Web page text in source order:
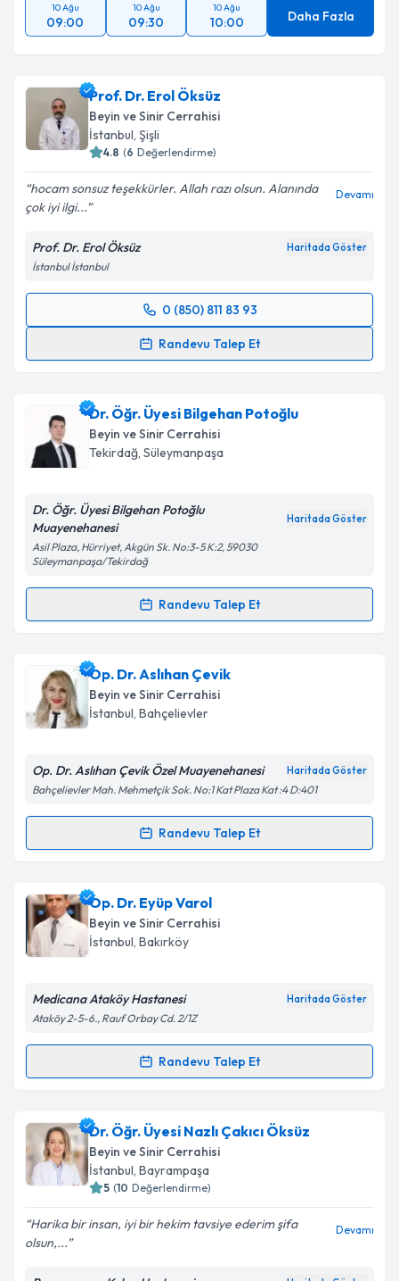
10 Ağu
09:00
10 Ağu
09:30
10 Ağu
10:00 Daha Fazla
Prof. Dr. Erol Öksüz
Beyin ve Sinir Cerrahisi
İstanbul, Şişli
4.8 (6 Değerlendirme)
hocam sonsuz teşekkürler. Allah razı olsun. Alanında
çok iyi ilgi...
Devamı
Prof. Dr. Erol Öksüz Haritada Göster
İstanbul İstanbul
0 (850) 811 83 93
Randevu Talep Et
Randevu Takvimi Talebi
takvim hazırlandığında e-posta ile bilgilendireceğiz.
E-posta Adresiniz
Kişisel verilerimin işlenmesine ilişkin
Metni'ni okudum ve kişisel verilerimin belirtilen
kapsamda işlenmesini kabul ediyorum.
Dr. Öğr. Üyesi Bilgehan Potoğlu
Beyin ve Sinir Cerrahisi
Tekirdağ, Süleymanpaşa
Dr. Öğr. Üyesi Bilgehan Potoğlu
Muayenehanesi
Haritada Göster
Asil Plaza, Hürriyet, Akgün Sk. No:3-5 K:2, 59030
Süleymanpaşa/Tekirdağ
Randevu Talep Et
Randevu Takvimi Talebi
Dr. Öğr. Üyesi Bilgehan Potoğlu
takvimi talebi oluşturun. Size bu uzmandan randevu
almanız için bir takvim hazırlandığında e-posta ile
bilgilendireceğiz.
E-posta Adresiniz
Kişisel verilerimin işlenmesine ilişkinAydınlatma
kapsamda işlenmesini kabul ediyorum.
Takvim Talebini Gönder
Op. Dr. Aslıhan Çevik
Beyin ve Sinir Cerrahisi
İstanbul, Bahçelievler
Op. Dr. Aslıhan Çevik Özel Muayenehanesi Haritada Göster
Bahçelievler Mah. Mehmetçik Sok. No:1 Kat Plaza Kat :4 D:401
Randevu Talep Et
Randevu Takvimi Talebi
Op. Dr. Aslıhan Çevikiçin randevu takvimi talebi
oluşturun. Size bu uzmandan randevu almanız için bir
takvim hazırlandığında e-posta ile bilgilendireceğiz.
Kişisel verilerimin işlenmesine ilişkin
Metni'ni okudum ve kişisel verilerimin belirtilen
Takvim Talebini Gönder
Op. Dr. Eyüp Varol
Beyin ve Sinir Cerrahisi
İstanbul, Bakırköy
Medicana Ataköy Hastanesi Haritada Göster
Ataköy 2-5-6., Rauf Orbay Cd. 2/1Z
Randevu Talep Et
Randevu Takvimi Talebi
Op. Dr. Eyüp Varoliçin randevu takvimi talebi
oluşturun. Size bu uzmandan randevu almanız için bir
takvim hazırlandığında e-posta ile bilgilendireceğiz.
Dr. Öğr. Üyesi Nazlı Çakıcı Öksüz
Beyin ve Sinir Cerrahisi
İstanbul, Bayrampaşa
5 (10 Değerlendirme)
Harika bir insan, iyi bir hekim tavsiye ederim şifa
olsun,...
Devamı